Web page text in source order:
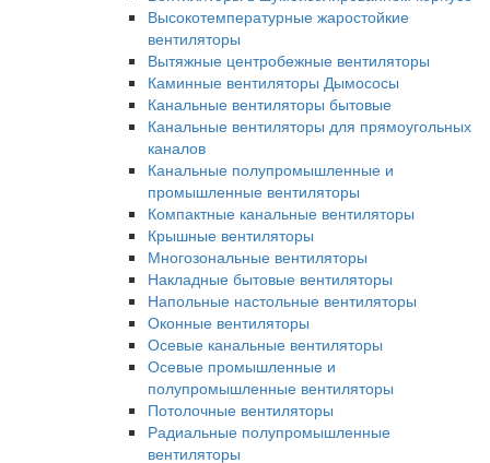
Высокотемпературные жаростойкие
вентиляторы
Вытяжные центробежные вентиляторы
Каминные вентиляторы Дымососы
Канальные вентиляторы бытовые
Канальные вентиляторы для прямоугольных
каналов
Канальные полупромышленные и
промышленные вентиляторы
Компактные канальные вентиляторы
Крышные вентиляторы
Многозональные вентиляторы
Накладные бытовые вентиляторы
Напольные настольные вентиляторы
Оконные вентиляторы
Осевые канальные вентиляторы
Осевые промышленные и
полупромышленные вентиляторы
Потолочные вентиляторы
Радиальные полупромышленные
вентиляторы